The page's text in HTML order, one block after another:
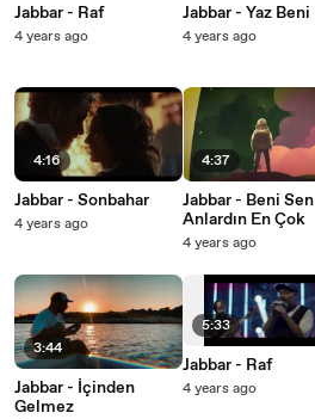
Jabbar - Raf
4 years ago
4:16
Jabbar - Sonbahar
4 years ago
3:44
Jabbar - İçinden
Gelmez
Jabbar - Yaz Beni
4 years ago
4:37
Jabbar - Beni Sen
Anlardın En Çok
4 years ago
5:33
Jabbar - Raf
4 years ago